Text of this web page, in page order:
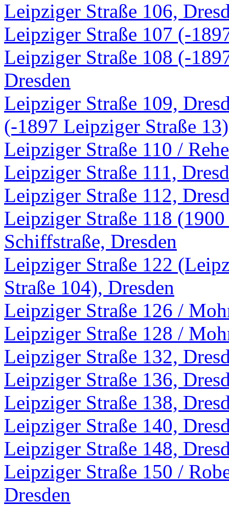
Leipziger Straße 106,
Leipziger Straße 107 (-
Leipziger Straße 108 (-
Dresden
Leipziger Straße 109,
(-1897 Leipziger Straße
Leipziger Straße 110 /
Leipziger Straße 111,
Leipziger Straße 112,
Leipziger Straße 118
Schiffstraße, Dresden
Leipziger Straße 122
Straße 104), Dresden
Leipziger Straße 126 /
Leipziger Straße 128 /
Leipziger Straße 132,
Leipziger Straße 136,
Leipziger Straße 138,
Leipziger Straße 140,
Leipziger Straße 148,
Leipziger Straße 150 /
Dresden